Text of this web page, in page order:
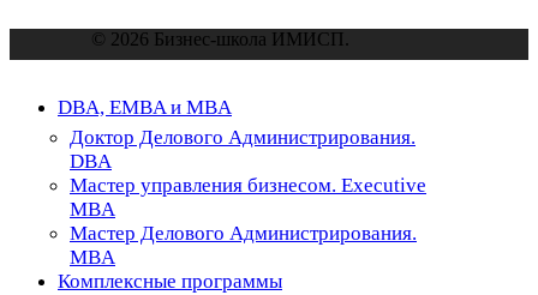
© 2026 Бизнес-школа ИМИСП.
Close
DBA, EMBA и MBA
Доктор Делового Администрирования.
DBA
Мастер управления бизнесом. Executive
MBA
Мастер Делового Администрирования.
MBA
Комплексные программы